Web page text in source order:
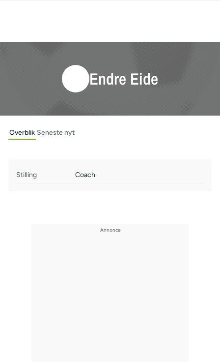
Endre Eide
Overblik Seneste nyt
Stilling Coach